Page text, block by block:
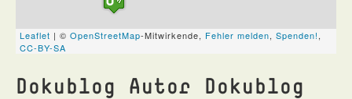
Dokublog Autor Dokublog